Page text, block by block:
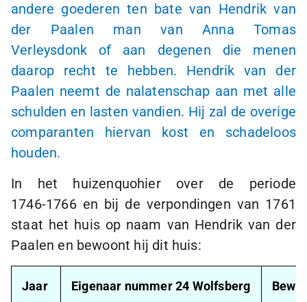
andere goederen ten bate van Hendrik van
der Paalen man van Anna Tomas
Verleysdonk of aan degenen die menen
daarop recht te hebben. Hendrik van der
Paalen neemt de nalatenschap aan met alle
schulden en lasten vandien. Hij zal de overige
comparanten hiervan kost en schadeloos
houden.
In het huizenquohier over de periode
1746-1766en bij de verpondingen van 1761
staat het huis op naam van Hendrik van der
Paalen en bewoont hij dit huis:
Jaar Eigenaar nummer 24 Wolfsberg